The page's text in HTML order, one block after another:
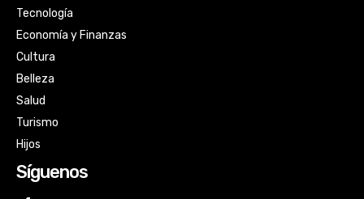
Tecnología
Economía y Finanzas
Cultura
Belleza
Salud
Turismo
Hijos
Síguenos